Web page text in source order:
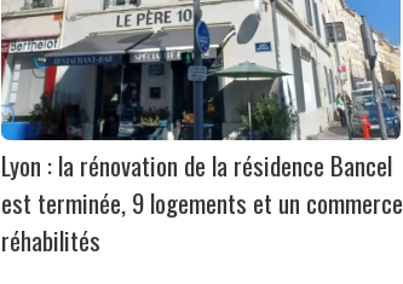
Lyon : la rénovation de la résidence Bancel
est terminée, 9 logements et un commerce
réhabilités